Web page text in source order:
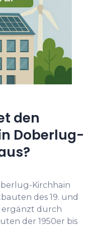
den
Doberlug-
Kirchhain
des 19. und
ergänzt durch
der 1950er bis